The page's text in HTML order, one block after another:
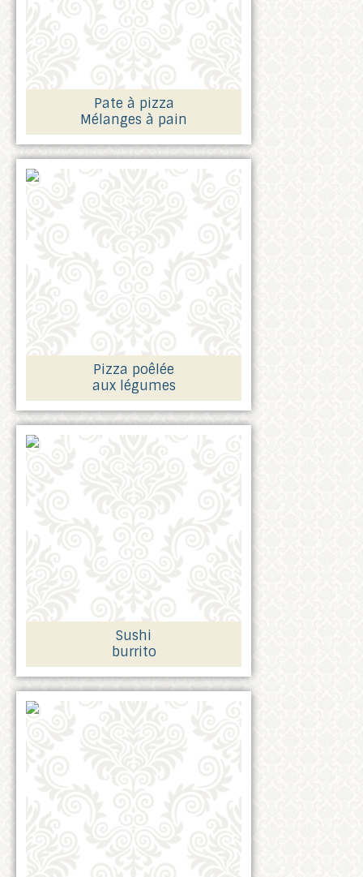
Pate à pizza
Mélanges à pain
Pizza poêlée
aux légumes
Sushi
burrito